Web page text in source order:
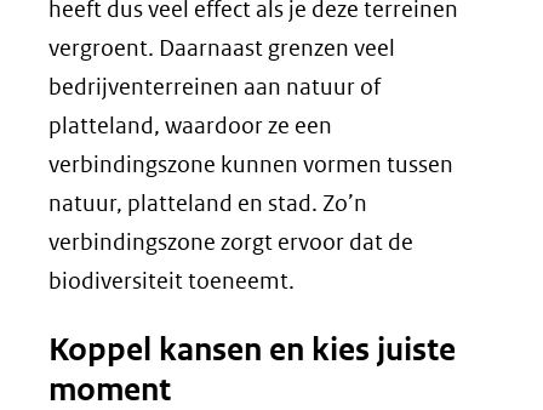
heeft dus veel effect als je deze terreinen
vergroent. Daarnaast grenzen veel
bedrijventerreinen aan natuur of
platteland, waardoor ze een
verbindingszone kunnen vormen tussen
natuur, platteland en stad. Zo’n
verbindingszone zorgt ervoor dat de
biodiversiteit toeneemt.
Koppel kansen en kies juiste
moment